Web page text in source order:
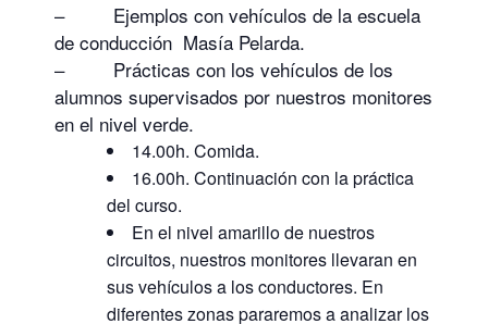
– Ejemplos con vehículos de la escuela
de conducción Masía Pelarda.
– Prácticas con los vehículos de los
alumnos supervisados por nuestros monitores
en el nivel verde.
14.00h. Comida.
16.00h. Continuación con la práctica
del curso.
En el nivel amarillo de nuestros
circuitos, nuestros monitores llevaran en
sus vehículos a los conductores. En
diferentes zonas pararemos a analizar los